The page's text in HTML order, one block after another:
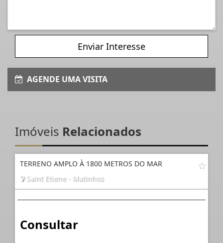
Enviar Interesse
AGENDE UMA VISITA
Imóveis Relacionados
TERRENO AMPLO À 1800 METROS DO MAR
Saint Etiene - Matinhos
Consultar